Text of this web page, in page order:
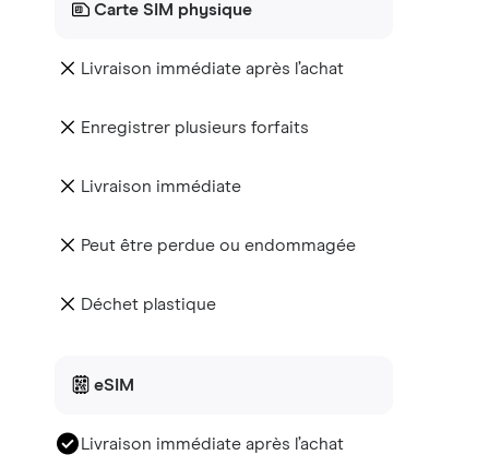
Carte SIM physique
Livraison immédiate après l’achat
Enregistrer plusieurs forfaits
Livraison immédiate
Peut être perdue ou endommagée
Déchet plastique
eSIM
Livraison immédiate après l’achat